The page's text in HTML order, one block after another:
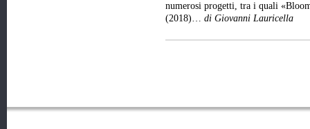
numerosi progetti, tra i quali
(2018)… di Giovanni Lauricella